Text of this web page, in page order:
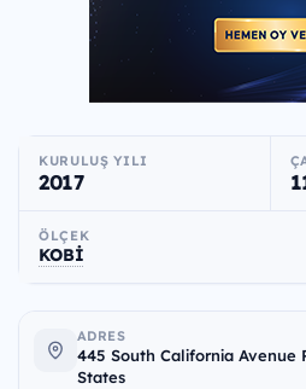
KURULUŞ YILI
2017
ÖLÇEK
KOBİ
ADRES
445 South California Avenue
States